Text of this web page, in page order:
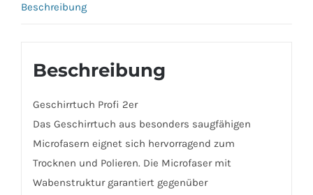
Beschreibung
Beschreibung
Geschirrtuch Profi 2er
Das Geschirrtuch aus besonders saugfähigen
Microfasern eignet sich hervorragend zum
Trocknen und Polieren. Die Microfaser mit
Wabenstruktur garantiert gegenüber